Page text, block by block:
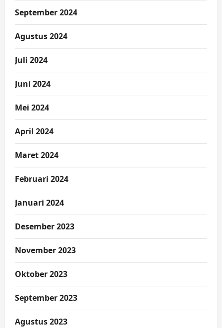
September 2024
Agustus 2024
Juli 2024
Juni 2024
Mei 2024
April 2024
Maret 2024
Februari 2024
Januari 2024
Desember 2023
November 2023
Oktober 2023
September 2023
Agustus 2023